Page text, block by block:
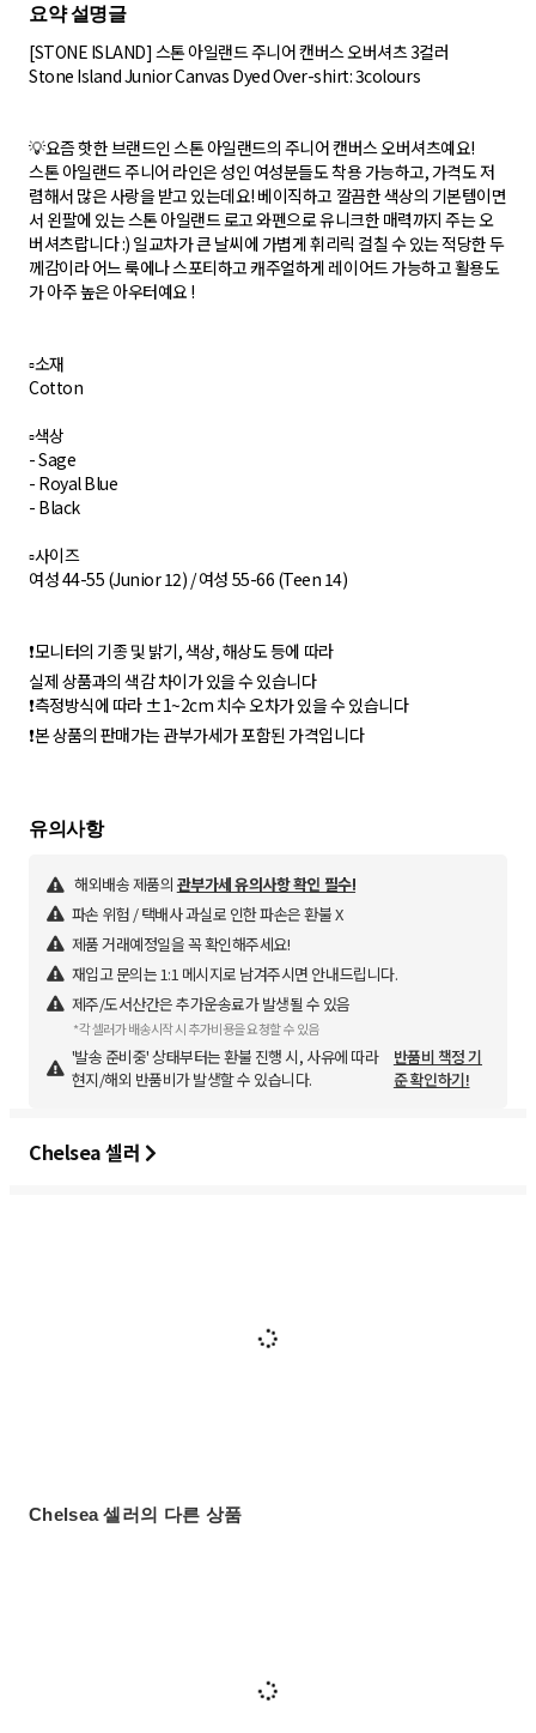
요약 설명글
[STONE ISLAND] 스톤 아일랜드 주니어 캔버스 오버셔츠 3컬러
Stone Island Junior Canvas Dyed Over-shirt: 3colours
💡요즘 핫한 브랜드인 스톤 아일랜드의 주니어 캔버스 오버셔츠예요!
스톤 아일랜드 주니어 라인은 성인 여성분들도 착용 가능하고, 가격도 저
렴해서 많은 사랑을 받고 있는데요! 베이직하고 깔끔한 색상의 기본템이면
서 왼팔에 있는 스톤 아일랜드 로고 와펜으로 유니크한 매력까지 주는 오
버셔츠랍니다 :) 일교차가 큰 날씨에 가볍게 휘리릭 걸칠 수 있는 적당한 두
께감이라 어느 룩에나 스포티하고 캐주얼하게 레이어드 가능하고 활용도
가 아주 높은 아우터예요 !
▫️소재
Cotton
▫️색상
- Sage
- Royal Blue
- Black
▫️사이즈
여성 44-55 (Junior 12) / 여성 55-66 (Teen 14)
❗️모니터의 기종 및 밝기, 색상, 해상도 등에 따라
실제 상품과의 색감 차이가 있을 수 있습니다
❗️측정방식에 따라 ±1~2cm 치수 오차가 있을 수 있습니다
❗️본 상품의 판매가는 관부가세가 포함된 가격입니다
유의사항
해외배송 제품의 관부가세 유의사항 확인 필수!
파손 위험 / 택배사 과실로 인한 파손은 환불 X
제품 거래예정일을 꼭 확인해주세요!
재입고 문의는 1:1 메시지로 남겨주시면 안내드립니다.
제주/도서산간은 추가운송료가 발생될 수 있음
*각 셀러가 배송시작 시 추가비용을 요청할 수 있음
'발송 준비중' 상태부터는 환불 진행 시, 사유에 따라
현지/해외 반품비가 발생할 수 있습니다.
반품비 책정 기
준 확인하기!
Chelsea 셀러
Chelsea 셀러의 다른 상품